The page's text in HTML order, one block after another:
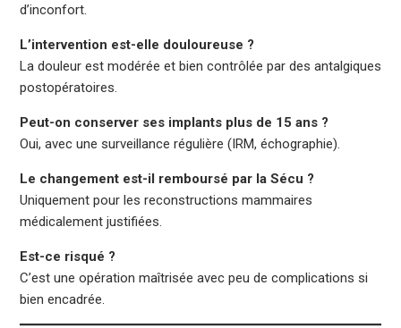
d’inconfort.
L’intervention est-elle douloureuse ?
La douleur est modérée et bien contrôlée par des antalgiques
postopératoires.
Peut-on conserver ses implants plus de 15 ans ?
Oui, avec une surveillance régulière (IRM, échographie).
Le changement est-il remboursé par la Sécu ?
Uniquement pour les reconstructions mammaires
médicalement justifiées.
Est-ce risqué ?
C’est une opération maîtrisée avec peu de complications si
bien encadrée.